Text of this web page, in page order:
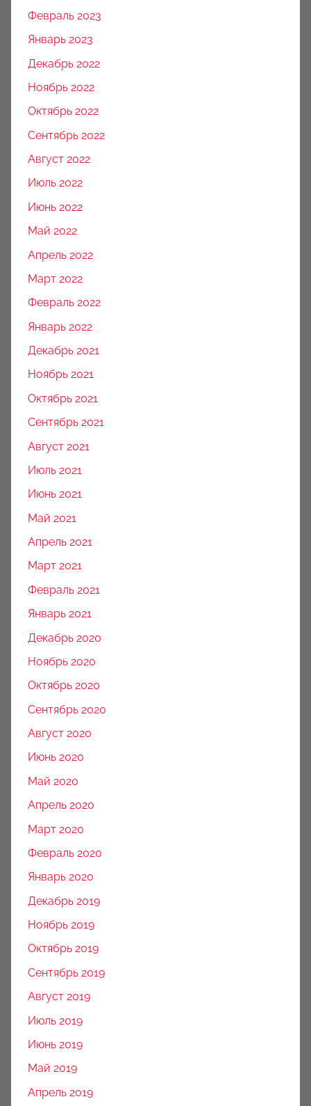
Февраль 2023
Январь 2023
Декабрь 2022
Ноябрь 2022
Октябрь 2022
Сентябрь 2022
Август 2022
Июль 2022
Июнь 2022
Май 2022
Апрель 2022
Март 2022
Февраль 2022
Январь 2022
Декабрь 2021
Ноябрь 2021
Октябрь 2021
Сентябрь 2021
Август 2021
Июль 2021
Июнь 2021
Май 2021
Апрель 2021
Март 2021
Февраль 2021
Январь 2021
Декабрь 2020
Ноябрь 2020
Октябрь 2020
Сентябрь 2020
Август 2020
Июнь 2020
Май 2020
Апрель 2020
Март 2020
Февраль 2020
Январь 2020
Декабрь 2019
Ноябрь 2019
Октябрь 2019
Сентябрь 2019
Август 2019
Июль 2019
Июнь 2019
Май 2019
Апрель 2019